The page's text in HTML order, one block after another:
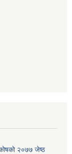
२०७७ जेष्ठ